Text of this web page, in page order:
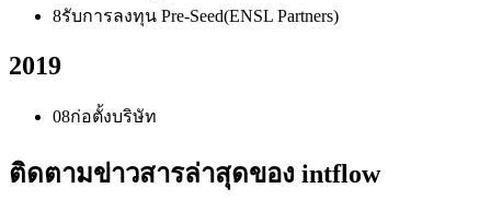
8รับการลงทุน Pre-Seed(ENSL Partners)
2019
08ก่อตั้งบริษัท
ติดตามข่าวสารล่าสุดของ intflow